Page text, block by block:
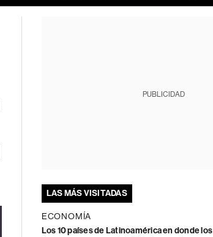
PUBLICIDAD
LAS MÁS VISITADAS
ECONOMÍA
Los 10 países de Latinoamérica en donde los